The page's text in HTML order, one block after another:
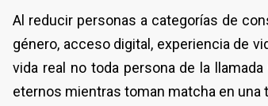
Al reducir personas a categorías de
género, acceso digital, experiencia de
vida real no toda persona de la llamada
eternos mientras toman matcha en una